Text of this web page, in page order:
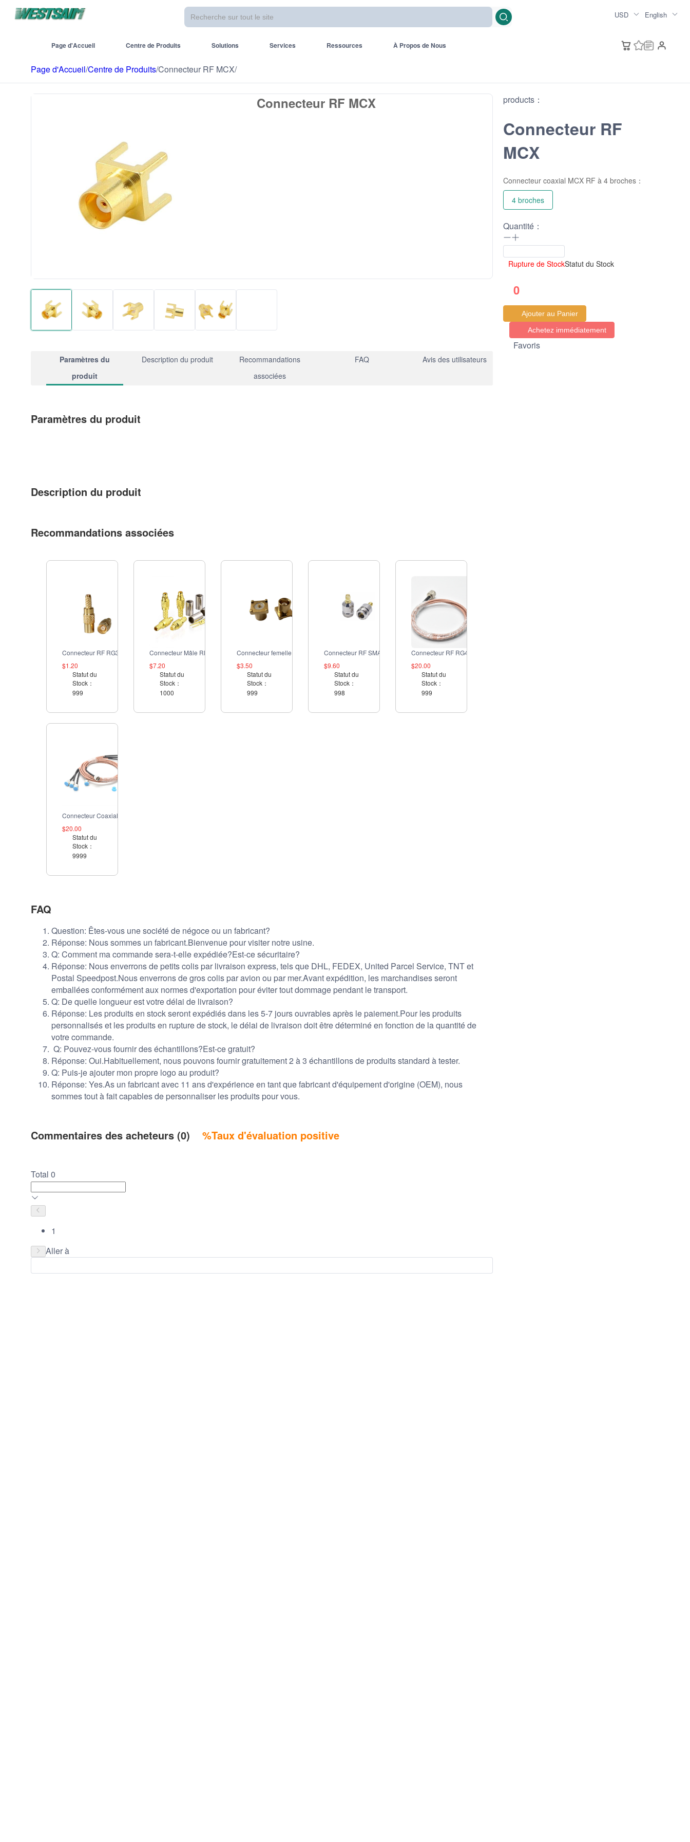
USD English
Page d'Accueil Centre de Produits Solutions Services Ressources À Propos de Nous
Page d'Accueil/Centre de Produits/Connecteur RF MCX/
Connecteur RF MCX
Paramètres du
produit
Description du produit
Recommandations
associées
FAQ Avis des utilisateurs
Paramètres du produit
Description du produit
Recommandations associées
$1.20
Statut du
Stock：
999
$7.20
Statut du
Stock：
1000
$3.50
Statut du
Stock：
999
Connecteur RF SMA
$9.60
Statut du
Stock：
998
$20.00
Statut du
Stock：
999
$20.00
Statut du
Stock：
9999
FAQ
Question: Êtes-vous une société de négoce ou un fabricant?
Réponse: Nous sommes un fabricant.Bienvenue pour visiter notre usine.
Q: Comment ma commande sera-t-elle expédiée?Est-ce sécuritaire?
Réponse: Nous enverrons de petits colis par livraison express, tels que DHL, FEDEX, United Parcel Service, TNT et
Postal Speedpost.Nous enverrons de gros colis par avion ou par mer.Avant expédition, les marchandises seront
emballées conformément aux normes d'exportation pour éviter tout dommage pendant le transport.
Q: De quelle longueur est votre délai de livraison?
Réponse: Les produits en stock seront expédiés dans les 5-7 jours ouvrables après le paiement.Pour les produits
personnalisés et les produits en rupture de stock, le délai de livraison doit être déterminé en fonction de la quantité de
votre commande.
Q: Pouvez-vous fournir des échantillons?Est-ce gratuit?
Réponse: Oui.Habituellement, nous pouvons fournir gratuitement 2 à 3 échantillons de produits standard à tester.
Q: Puis-je ajouter mon propre logo au produit?
Réponse: Yes.As un fabricant avec 11 ans d'expérience en tant que fabricant d'équipement d'origine (OEM), nous
sommes tout à fait capables de personnaliser les produits pour vous.
Commentaires des acheteurs (0) %Taux d'évaluation positive
Total 0
1
Aller à
products：
Connecteur RF
MCX
Connecteur coaxial MCX RF à 4 broches：
4 broches
Quantité：
Rupture de StockStatut du Stock
0
Ajouter au Panier
Achetez immédiatement
Favoris